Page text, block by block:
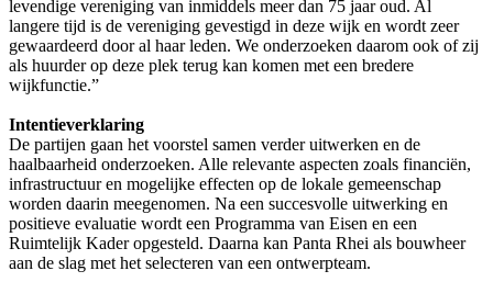
levendige vereniging van inmiddels meer dan 75 jaar oud. Al
langere tijd is de vereniging gevestigd in deze wijk en wordt zeer
gewaardeerd door al haar leden. We onderzoeken daarom ook of zij
als huurder op deze plek terug kan komen met een bredere
wijkfunctie.”
Intentieverklaring
De partijen gaan het voorstel samen verder uitwerken en de
haalbaarheid onderzoeken. Alle relevante aspecten zoals financiën,
infrastructuur en mogelijke effecten op de lokale gemeenschap
worden daarin meegenomen. Na een succesvolle uitwerking en
positieve evaluatie wordt een Programma van Eisen en een
Ruimtelijk Kader opgesteld. Daarna kan Panta Rhei als bouwheer
aan de slag met het selecteren van een ontwerpteam.